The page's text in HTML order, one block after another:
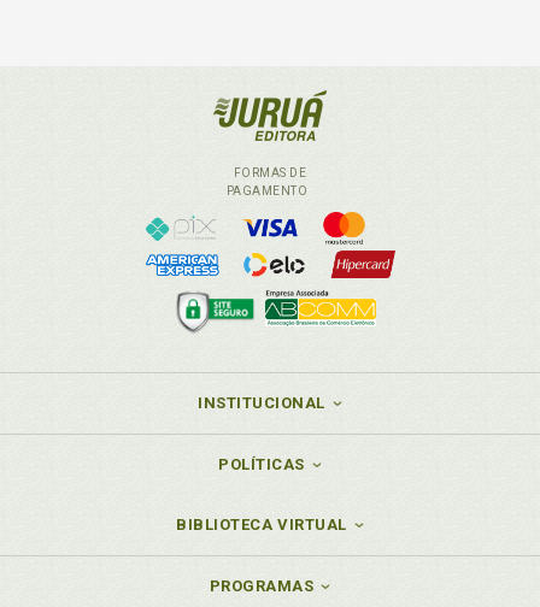
FORMAS DE
PAGAMENTO
INSTITUCIONAL
POLÍTICAS
BIBLIOTECA VIRTUAL
PROGRAMAS